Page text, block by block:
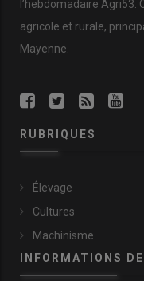
l’hebdomadaire Agri53.
agricole et rurale,
Mayenne.
RUBRIQUES
Élevage
Cultures
Machinisme
INFORMATIONS